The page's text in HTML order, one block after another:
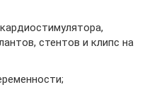
стентов и клипс на